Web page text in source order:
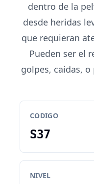
dentro de la
desde heridas
que requieran
Pueden ser el
golpes, caídas,
CODIGO
S37
NIVEL